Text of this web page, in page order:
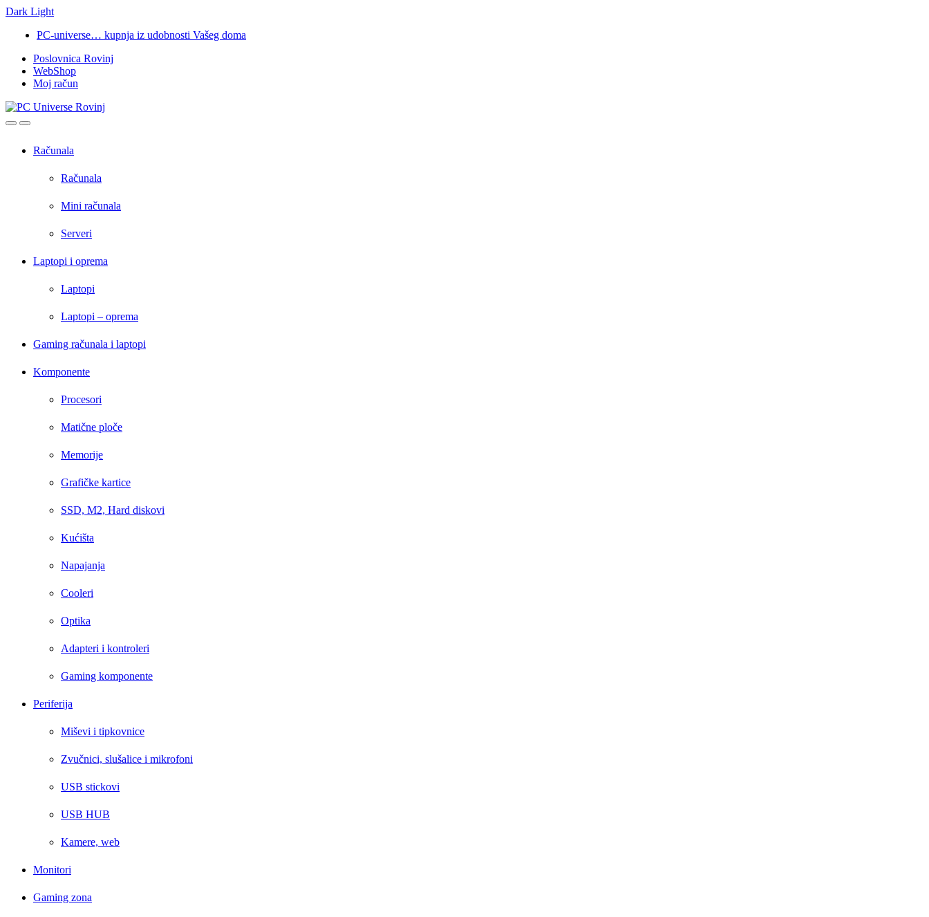
Dark Light
navigation
content
PC-universe… kupnja iz udobnosti Vašeg doma
Poslovnica Rovinj
WebShop
Moj račun
OpenClose
Računala
Računala
Mini računala
Serveri
Laptopi i oprema
Laptopi
Laptopi – oprema
Gaming računala i laptopi
Komponente
Procesori
Matične ploče
Memorije
Grafičke kartice
SSD, M2, Hard diskovi
Kućišta
Napajanja
Cooleri
Optika
Adapteri i kontroleri
Gaming komponente
Periferija
Miševi i tipkovnice
Zvučnici, slušalice i mikrofoni
USB stickovi
USB HUB
Kamere, web
Monitori
Gaming zona